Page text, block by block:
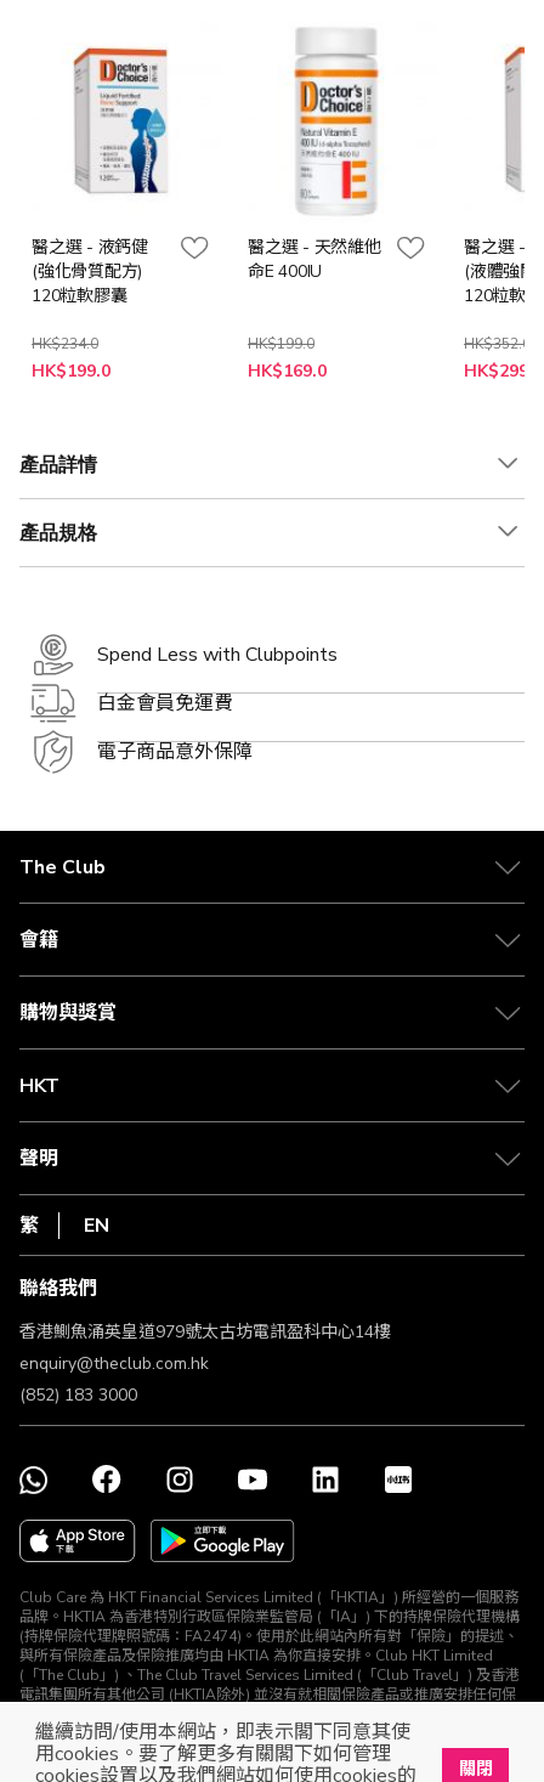
繼續訪問/使用本網站，即表示閣下同意其使
用cookies。要了解更多有關閣下如何管理
cookies設置以及我們網站如何使用cookies的
關閉
醫之選 - 液鈣健
(強化骨質配方)
120粒軟膠囊
HK$234.0
特
HK$199.0
醫之選 - 天然維他
命E 400IU
HK$199.0
特
HK$169.0
醫之選 -
(液體強關
120粒軟
HK$352.0
特
HK$299.0
產品詳情
產品規格
Spend Less with Clubpoints
白金會員免運費
電子商品意外保障
The Club
關於 The Club
合作夥伴
媒體中心
會籍
會籍及專屬禮遇
賺取積分
購物與獎賞
物流與配送
Club Shopping 商品領取站
常見問題
HKT
csl.
1010
HKT
聲明
私隱聲明
使用條款
條款及細則
不歧視及不騷擾聲明
認可牌照及通告
繁 EN
聯絡我們
香港鰂魚涌英皇道979號太古坊電訊盈科中心14樓
enquiry@theclub.com.hk
(852) 183 3000
Club Care 為 HKT Financial Services Limited (「HKTIA」) 所經營的一個服務
品牌。HKTIA 為香港特別行政區保險業監管局 (「IA」) 下的持牌保險代理機構
(持牌保險代理牌照號碼：FA2474)。使用於此網站內所有對「保險」的提述、
與所有保險產品及保險推廣均由 HKTIA 為你直接安排。Club HKT Limited
(「The Club」) 、The Club Travel Services Limited (「Club Travel」) 及香港
電訊集團所有其他公司 (HKTIA除外) 並沒有就相關保險產品或推廣安排任何保
© The Club 2026. 保留所有權利
立即下載The Club手機app